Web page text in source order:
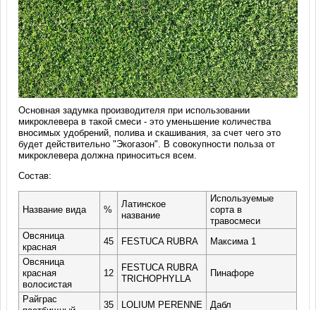
Основная задумка производителя при использовании
микроклевера в такой смеси - это уменьшение количества
вносимых удобрений, полива и скашивания, за счет чего это
будет действительно "Экогазон". В совокупности польза от
микроклевера должна приноситься всем.
Состав:
Название вида %
Латинское
название
Используемые
сорта в
травосмеси
Овсяница
красная
45 FESTUCA RUBRA
Максима 1
Овсяница
красная
волосистая
12
FESTUCA RUBRA
TRICHOPHYLLA
Пинафоре
Райграс
35 LOLIUM PERENNE Дабл